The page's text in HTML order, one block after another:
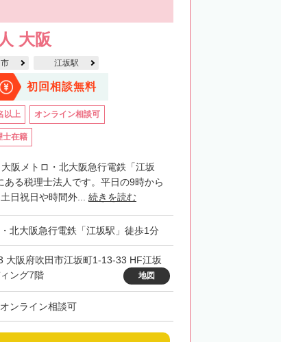
大阪
江坂駅
初回相談無料
以上 オンライン相談可
士在籍
阪メトロ・北大阪急行電鉄「江坂
る税理士法人です。平日の9時から
日祝日や時間外... 続きを読む
北大阪急行電鉄「江坂駅」徒歩1分
大阪府吹田市江坂町1-13-33 HF江坂
ング7階
地図
ンライン相談可